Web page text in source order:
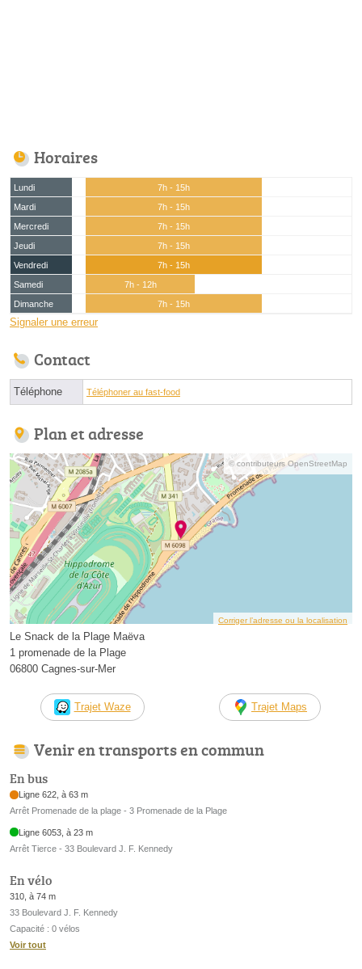
Horaires
Lundi
7h - 15h
Mardi
7h - 15h
Mercredi
7h - 15h
Jeudi
7h - 15h
Vendredi
7h - 15h
Samedi
7h - 12h
Dimanche
7h - 15h
Signaler une erreur
Contact
Téléphone Téléphoner au fast-food
Plan et adresse
© contributeurs OpenStreetMap
Corriger l’adresse ou la localisation
Le Snack de la Plage Maëva
1 promenade de la Plage
06800 Cagnes-sur-Mer
Trajet Waze Trajet Maps
Venir en transports en commun
En bus
Ligne 622, à 63 m
Arrêt Promenade de la plage - 3 Promenade de la Plage
Ligne 6053, à 23 m
Arrêt Tierce - 33 Boulevard J. F. Kennedy
En vélo
310, à 74 m
33 Boulevard J. F. Kennedy
Capacité : 0 vélos
Voir tout